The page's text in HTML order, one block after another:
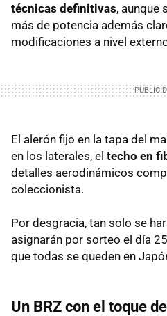
técnicas definitivas, aunque
más de potencia además
modificaciones a nivel
El alerón fijo en la tapa del
en los laterales, el techo en
detalles aerodinámicos
coleccionista.
Por desgracia, tan solo se
asignarán por sorteo el día
que todas se queden en
Un BRZ con el toque